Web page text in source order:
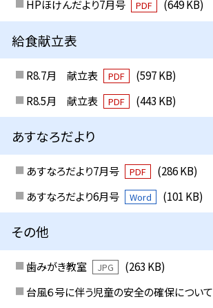
HPほけんだより7月号 PDF (649 KB)
給食献立表
R8.7月 献立表 PDF
(597 KB)
R8.5月 献立表
PDF (443 KB)
あすなろだより
あすなろだより7月号 PDF
(286 KB)
あすなろだより6月号
Word (101 KB)
その他
歯みがき教室 JPG
(263 KB)
台風６号に伴う児童の安全の確保について